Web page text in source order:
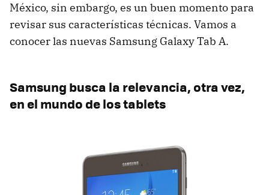
México, sin embargo, es un buen momento para
revisar sus características técnicas. Vamos a
conocer las nuevas Samsung Galaxy Tab A.
Samsung busca la relevancia, otra vez,
en el mundo de los tablets